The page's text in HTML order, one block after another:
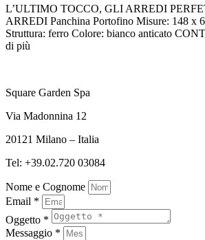
L’ULTIMO TOCCO, GLI ARREDI
ARREDI Panchina Portofino Misure: 148 x
Struttura: ferro Colore: bianco anticato
di più
Square Garden Spa
Via Madonnina 12
20121 Milano – Italia
Tel: +39.02.720 03084
Nome e Cognome
Email *
Oggetto *
Messaggio *